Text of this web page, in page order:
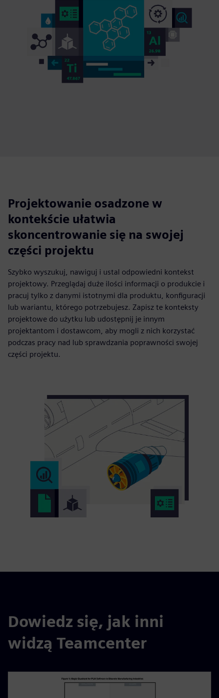
Projektowanie osadzone w
kontekście ułatwia
skoncentrowanie się na swojej
części projektu
Szybko wyszukuj, nawiguj i ustal odpowiedni kontekst
projektowy. Przeglądaj duże ilości informacji o produkcie i
pracuj tylko z danymi istotnymi dla produktu, konfiguracji
lub wariantu, którego potrzebujesz. Zapisz te konteksty
projektowe do użytku lub udostępnij je innym
projektantom i dostawcom, aby mogli z nich korzystać
podczas pracy nad lub sprawdzania poprawności swojej
części projektu.
Dowiedz się, jak inni
widzą Teamcenter